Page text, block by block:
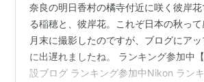
奈良の明日香村の橘寺付近に咲く彼岸
る稲穂と、彼岸花。これぞ日本の秋っ
月末に撮影したのですが、ブログにア
に出遅れましたね。 ランキング参加中
設ブログ ランキング参加中Nikon ラン